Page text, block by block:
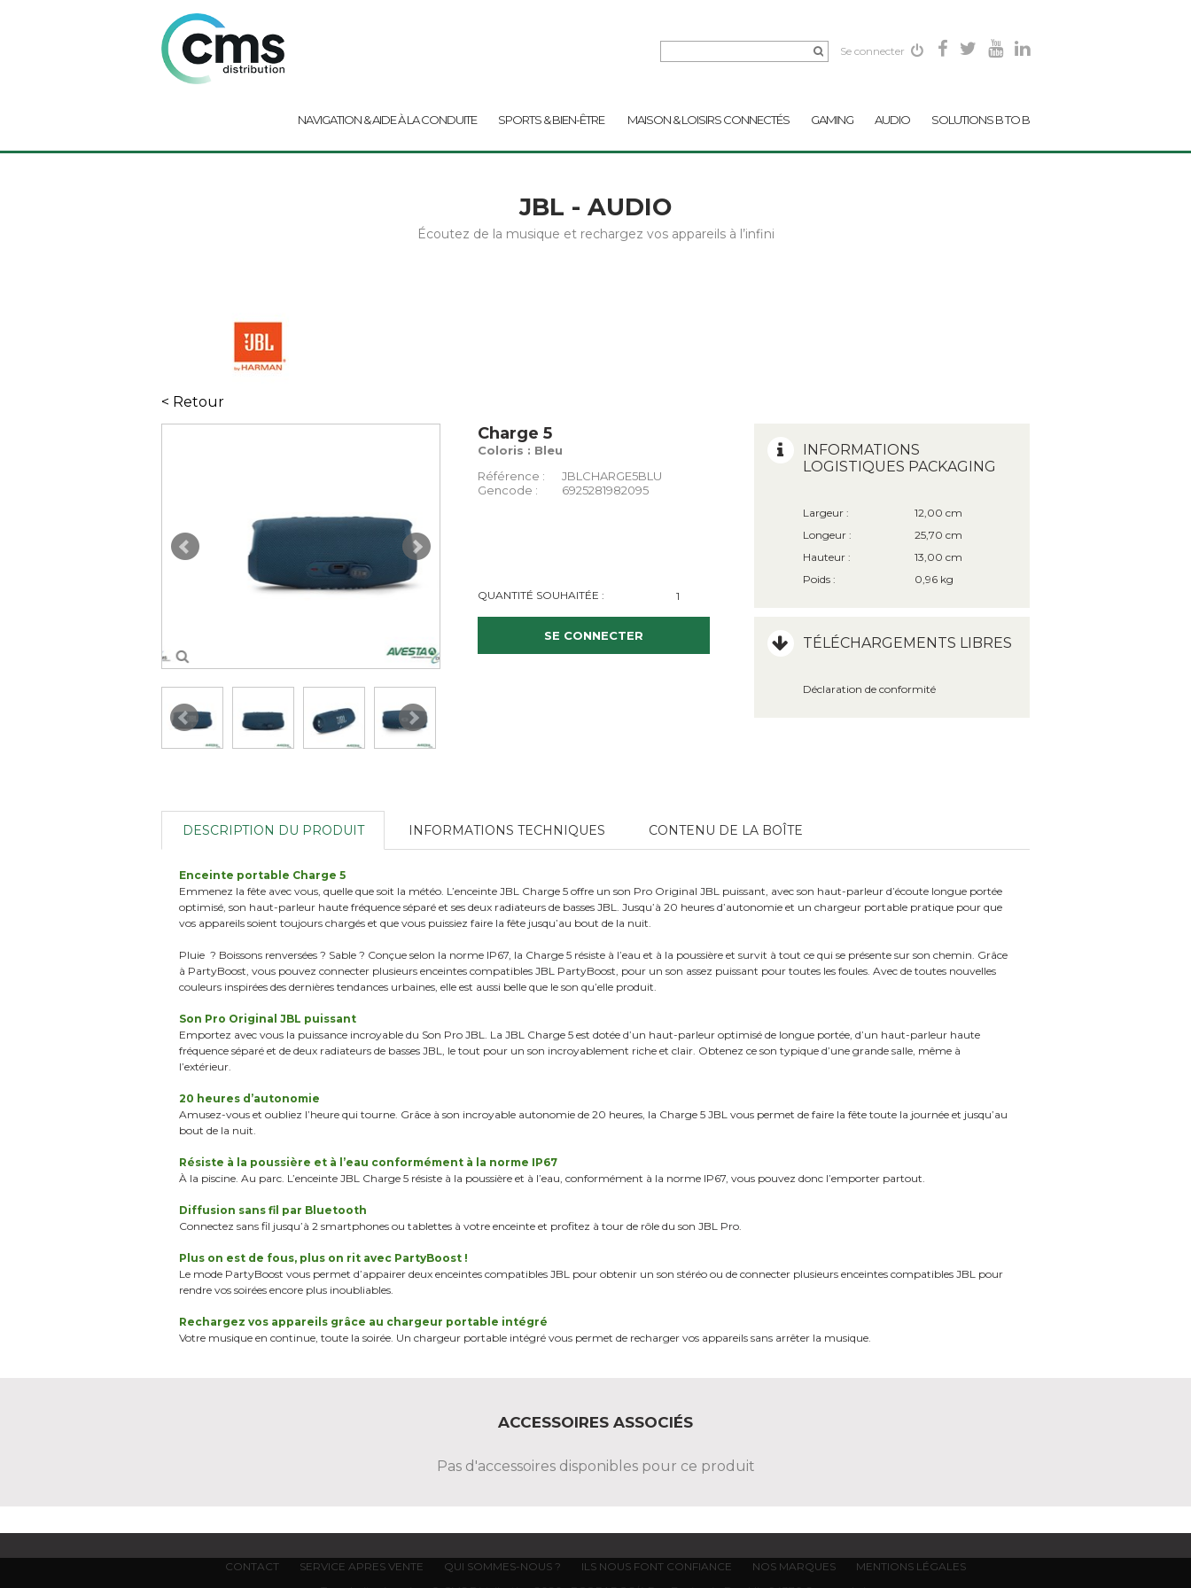
Se connecter
NAVIGATION & AIDE À LA CONDUITE SPORTS & BIEN-ÊTRE MAISON & LOISIRS CONNECTÉS GAMING AUDIO SOLUTIONS B TO B
JBL - AUDIO
Écoutez de la musique et rechargez vos appareils à l’infini
< Retour
Charge 5
Coloris : Bleu
Référence :
JBLCHARGE5BLU
Gencode :
6925281982095
QUANTITÉ SOUHAITÉE :
SE CONNECTER
INFORMATIONS
LOGISTIQUES PACKAGING
Largeur :
12,00 cm
Longeur :
25,70 cm
Hauteur :
13,00 cm
Poids :
0,96 kg
TÉLÉCHARGEMENTS LIBRES
Déclaration de conformité
DESCRIPTION DU PRODUIT
Enceinte portable Charge 5
Emmenez la fête avec vous, quelle que soit la météo. L’enceinte JBL Charge 5 offre un son Pro Original JBL puissant, avec son haut-parleur d’écoute longue portée
optimisé, son haut-parleur haute fréquence séparé et ses deux radiateurs de basses JBL. Jusqu’à 20 heures d’autonomie et un chargeur portable pratique pour que
vos appareils soient toujours chargés et que vous puissiez faire la fête jusqu’au bout de la nuit.
Pluie ? Boissons renversées ? Sable ? Conçue selon la norme IP67, la Charge 5 résiste à l’eau et à la poussière et survit à tout ce qui se présente sur son chemin. Grâce
à PartyBoost, vous pouvez connecter plusieurs enceintes compatibles JBL PartyBoost, pour un son assez puissant pour toutes les foules. Avec de toutes nouvelles
couleurs inspirées des dernières tendances urbaines, elle est aussi belle que le son qu’elle produit.
Son Pro Original JBL puissant
Emportez avec vous la puissance incroyable du Son Pro JBL. La JBL Charge 5 est dotée d’un haut-parleur optimisé de longue portée, d’un haut-parleur haute
fréquence séparé et de deux radiateurs de basses JBL, le tout pour un son incroyablement riche et clair. Obtenez ce son typique d’une grande salle, même à
l’extérieur.
20 heures d’autonomie
Amusez-vous et oubliez l’heure qui tourne. Grâce à son incroyable autonomie de 20 heures, la Charge 5 JBL vous permet de faire la fête toute la journée et jusqu’au
bout de la nuit.
Résiste à la poussière et à l’eau conformément à la norme IP67
À la piscine. Au parc. L’enceinte JBL Charge 5 résiste à la poussière et à l’eau, conformément à la norme IP67, vous pouvez donc l’emporter partout.
Diffusion sans fil par Bluetooth
Connectez sans fil jusqu’à 2 smartphones ou tablettes à votre enceinte et profitez à tour de rôle du son JBL Pro.
Plus on est de fous, plus on rit avec PartyBoost !
Le mode PartyBoost vous permet d’appairer deux enceintes compatibles JBL pour obtenir un son stéréo ou de connecter plusieurs enceintes compatibles JBL pour
rendre vos soirées encore plus inoubliables.
Rechargez vos appareils grâce au chargeur portable intégré
Votre musique en continue, toute la soirée. Un chargeur portable intégré vous permet de recharger vos appareils sans arrêter la musique.
INFORMATIONS TECHNIQUES CONTENU DE LA BOÎTE
ACCESSOIRES ASSOCIÉS
Pas d'accessoires disponibles pour ce produit
CONTACT SERVICE APRES VENTE QUI SOMMES-NOUS ? ILS NOUS FONT CONFIANCE NOS MARQUES
MENTIONS LÉGALES